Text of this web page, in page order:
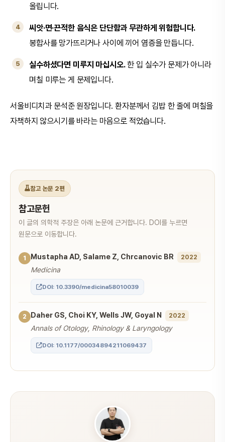
올립니다.
씨앗·면·끈적한 음식은 단단함과 무관하게 위험합니다.
봉합사를 망가뜨리거나 사이에 끼어 염증을 만듭니다.
실수하셨다면 미루지 마십시오.한 입 실수가 문제가 아니라
며칠 미루는 게 문제입니다.
서울비디치과 문석준 원장입니다. 환자분께서 김밥 한 줄에 며칠을
자책하지 않으시기를 바라는 마음으로 적었습니다.
참고 논문 2편
참고문헌
이 글의 의학적 주장은 아래 논문에 근거합니다. DOI를 누르면
원문으로 이동합니다.
1 Mustapha AD, Salame Z, Chrcanovic BR 2022
Medicina
DOI: 10.3390/medicina58010039
2 Daher GS, Choi KY, Wells JW, Goyal N 2022
Annals of Otology, Rhinology & Laryngology
DOI: 10.1177/00034894211069437